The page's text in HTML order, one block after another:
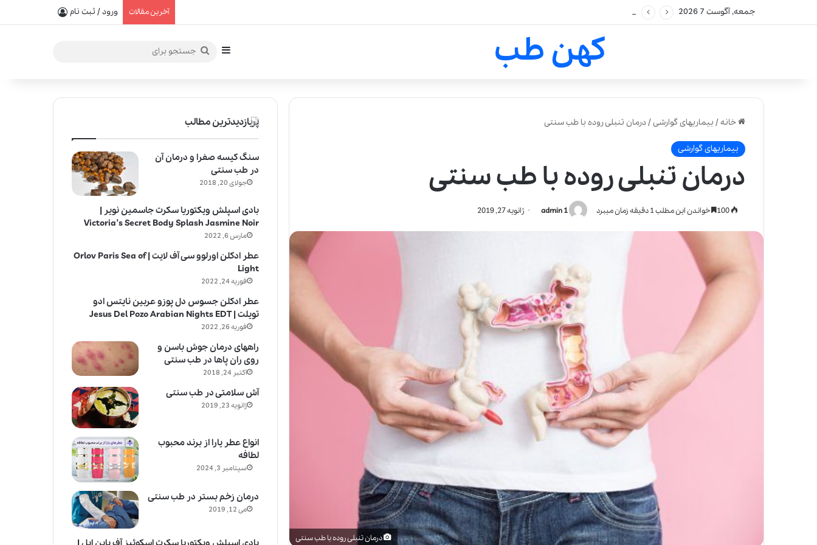
جمعه, آگوست 7 2026 آخرین مقالات ورود / ثبت نام
کهن طب سایدبارجستجو
خانه/ بیماریهای گوارشی/درمان تنبلی روده با طب سنتی
بیماریهای گوارشی
درمان تنبلی روده با طب سنتی
admin 1 ژانویه 27, 2019 خواندن این مطلب 1 دقیقه زمان میبرد
درمان تنبلی روده با طب سنتی
پربازدیدترین مطالب
سنگ کیسه صفرا و درمان آن
در طب سنتی
جولای 20, 2018
بادی اسپلش ویکتوریا سکرت جاسمین نویر |
Victoria’s Secret Body Splash Jasmine Noir
مارس 6, 2022
عطر ادکلن اورلوو سی آف لایت | Orlov Paris Sea of
Light
فوریه 24, 2022
عطر ادکلن جسوس دل پوزو عربین نایتس ادو
تویلت | Jesus Del Pozo Arabian Nights EDT
فوریه 26, 2022
راههای درمان جوش باسن و
روی ران پاها در طب سنتی
اکتبر 24, 2018
آش سلامتی در طب سنتی
ژانویه 23, 2019
انواع عطر یارا از برند محبوب
لطافه
سپتامبر 3, 2024
درمان زخم بستر در طب سنتی
می 12, 2019